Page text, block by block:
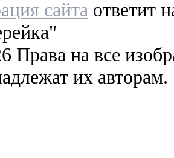
сайта ответит
Права на все
их авторам.